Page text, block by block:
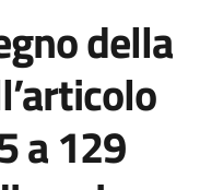
della
a 129